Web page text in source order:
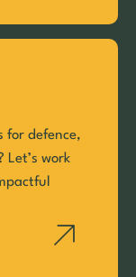
for defence,
work